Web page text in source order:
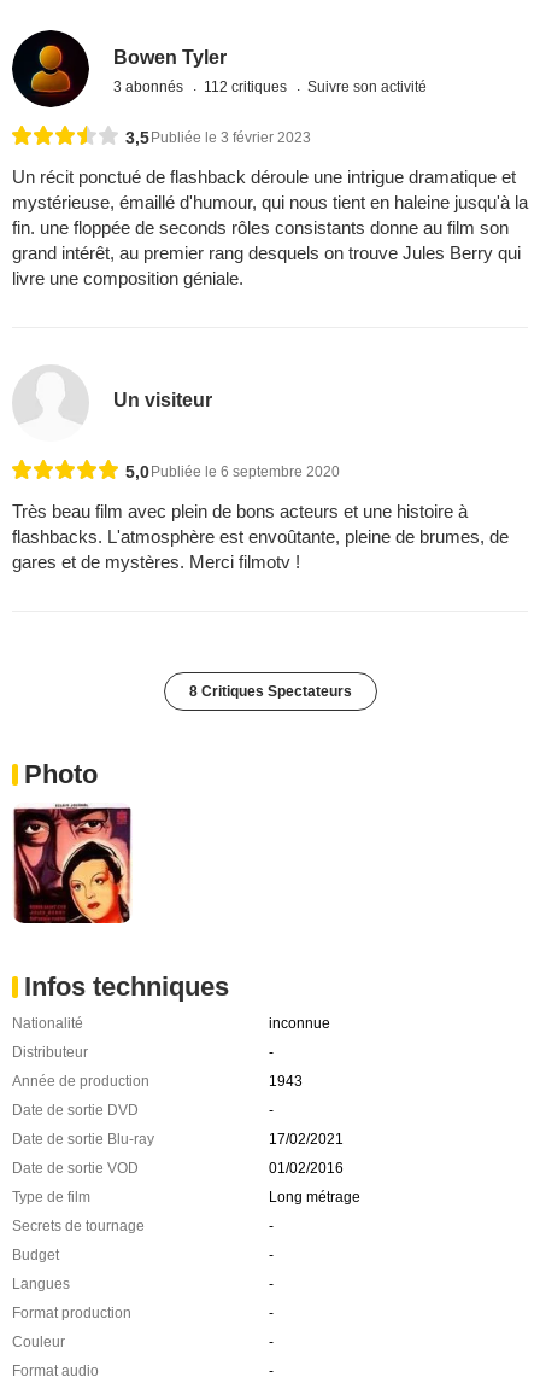
Bowen Tyler
3 abonnés 112 critiques Suivre son activité
3,5Publiée le 3 février 2023
Un récit ponctué de flashback déroule une intrigue dramatique et
mystérieuse, émaillé d'humour, qui nous tient en haleine jusqu'à la
fin. une floppée de seconds rôles consistants donne au film son
grand intérêt, au premier rang desquels on trouve Jules Berry qui
livre une composition géniale.
Un visiteur
5,0 Publiée le 6 septembre 2020
Très beau film avec plein de bons acteurs et une histoire à
flashbacks. L'atmosphère est envoûtante, pleine de brumes, de
gares et de mystères. Merci filmotv !
8 Critiques Spectateurs
Photo
Infos techniques
Nationalité
inconnue
Distributeur
-
Année de production
1943
Date de sortie DVD
-
Date de sortie Blu-ray
17/02/2021
Date de sortie VOD
01/02/2016
Type de film
Long métrage
Secrets de tournage
-
Budget
-
Langues
-
Format production
-
Couleur
-
Format audio
-